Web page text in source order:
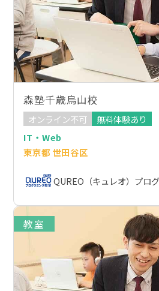
森塾千歳烏山校
オンライン不可
無料体験あり
IT・Web
東京都 世田谷区
QUREO（キュレオ）プロ
教室